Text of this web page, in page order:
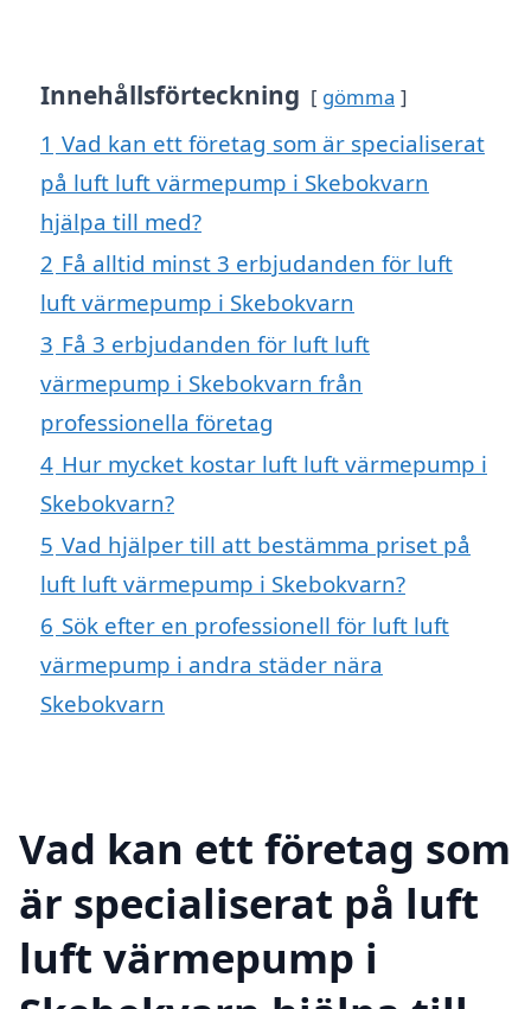
Innehållsförteckning gömma
1 Vad kan ett företag som är specialiserat
på luft luft värmepump i Skebokvarn
hjälpa till med?
2 Få alltid minst 3 erbjudanden för luft
luft värmepump i Skebokvarn
3 Få 3 erbjudanden för luft luft
värmepump i Skebokvarn från
professionella företag
4 Hur mycket kostar luft luft värmepump i
Skebokvarn?
5 Vad hjälper till att bestämma priset på
luft luft värmepump i Skebokvarn?
6 Sök efter en professionell för luft luft
värmepump i andra städer nära
Skebokvarn
Vad kan ett företag som
är specialiserat på luft
luft värmepump i